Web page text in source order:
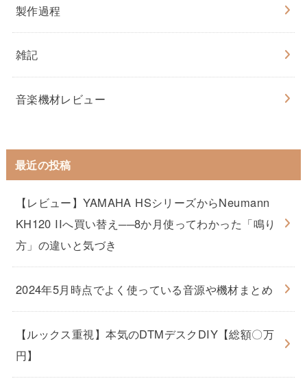
製作過程
雑記
音楽機材レビュー
最近の投稿
【レビュー】YAMAHA HSシリーズからNeumann
KH120 IIへ買い替え──8か月使ってわかった「鳴り
方」の違いと気づき
2024年5月時点でよく使っている音源や機材まとめ
【ルックス重視】本気のDTMデスクDIY【総額〇万
円】